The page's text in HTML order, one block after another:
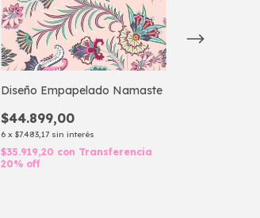
Diseño Empapelado Namaste
$44.899,00
6 x$7.483,17 sin interés
$35.919,20 con Transferencia
20% off